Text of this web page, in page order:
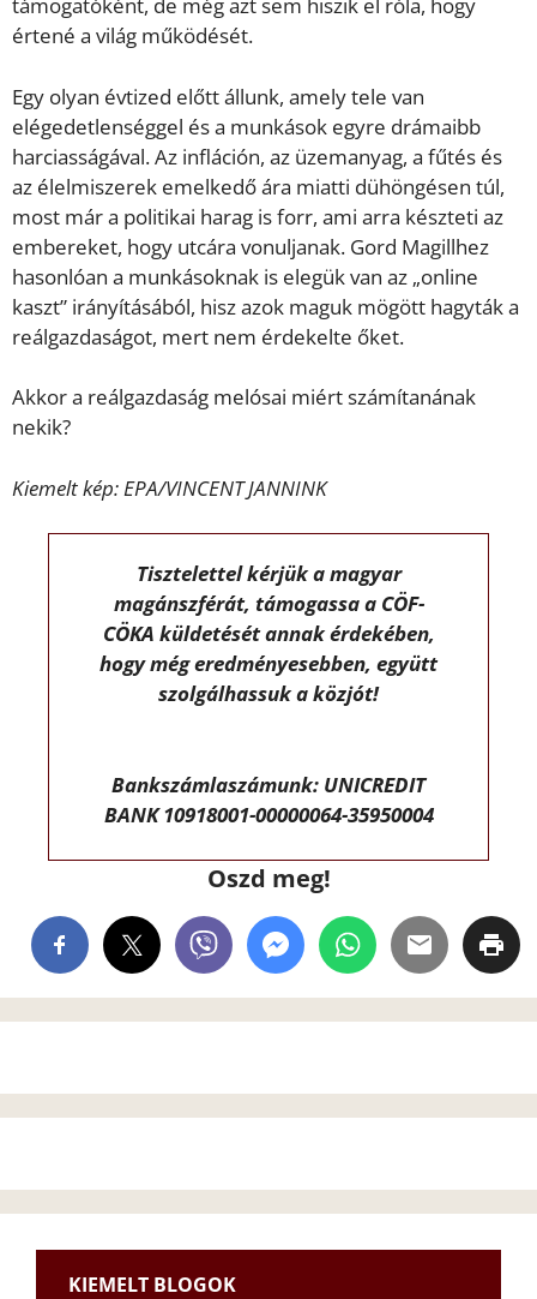
támogatóként, de még azt sem hiszik el róla, hogy
értené a világ működését.
Egy olyan évtized előtt állunk, amely tele van
elégedetlenséggel és a munkások egyre drámaibb
harciasságával. Az infláción, az üzemanyag, a fűtés és
az élelmiszerek emelkedő ára miatti dühöngésen túl,
most már a politikai harag is forr, ami arra készteti az
embereket, hogy utcára vonuljanak. Gord Magillhez
hasonlóan a munkásoknak is elegük van az „online
kaszt” irányításából, hisz azok maguk mögött hagyták a
reálgazdaságot, mert nem érdekelte őket.
Akkor a reálgazdaság melósai miért számítanának
nekik?
Kiemelt kép: EPA/VINCENT JANNINK
Tisztelettel kérjük a magyar
magánszférát, támogassa a CÖF-
CÖKA küldetését annak érdekében,
hogy még eredményesebben, együtt
szolgálhassuk a közjót!
Bankszámlaszámunk: UNICREDIT
BANK 10918001-00000064-35950004
Oszd meg!
KIEMELT BLOGOK